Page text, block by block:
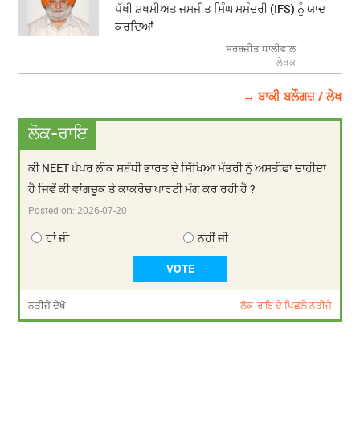
ਪੱਖੀ ਸ਼ਖਸੀਅਤ ਜਸਜੀਤ ਸਿੰਘ ਸਮੁੰਦਰੀ (IFS) ਨੂੰ ਯਾਦ
ਕਰਦਿਆਂ
ਸਰਬਜੀਤ ਧਾਲੀਵਾਲ
ਲੇਖਕ
→ ਬਾਕੀ ਬਲੌਗਜ਼ / ਲੇਖ
ਲੋਕ-ਰਾਇ
ਕੀ NEET ਪੇਪਰ ਲੀਕ ਸਬੰਧੀ ਭਾਰਤ ਦੇ ਸਿੱਖਿਆ ਮੰਤਰੀ ਨੂੰ ਅਸਤੀਫਾ ਚਾਹੀਦਾ
ਹੈ ਜਿਵੇਂ ਕੀ ਵਾਂਗਚੂਕ ਤੇ ਕਾਕਰੋਚ ਪਾਰਟੀ ਮੰਗ ਕਰ ਰਹੀ ਹੈ ?
Posted on:2026-07-20
ਹਾਂ ਜੀ ਨਹੀਂ ਜੀ
ਨਤੀਜੇ ਦੇਖੋ ਲੋਕ-ਰਾਇ ਦੇ ਪਿਛਲੇ ਨਤੀਜੇ